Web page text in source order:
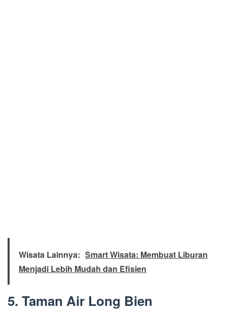
Wisata Lainnya: Smart Wisata: Membuat Liburan
Menjadi Lebih Mudah dan Efisien
5. Taman Air Long Bien